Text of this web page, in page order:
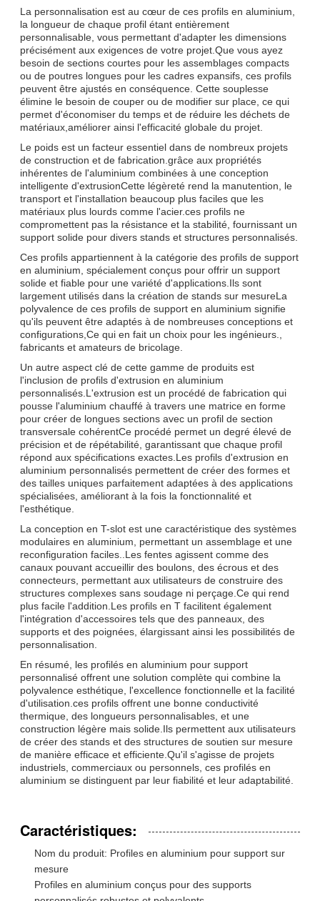
La personnalisation est au cœur de ces profils en aluminium,
la longueur de chaque profil étant entièrement
personnalisable, vous permettant d'adapter les dimensions
précisément aux exigences de votre projet.Que vous ayez
besoin de sections courtes pour les assemblages compacts
ou de poutres longues pour les cadres expansifs, ces profils
peuvent être ajustés en conséquence. Cette souplesse
élimine le besoin de couper ou de modifier sur place, ce qui
permet d'économiser du temps et de réduire les déchets de
matériaux,améliorer ainsi l'efficacité globale du projet.
Le poids est un facteur essentiel dans de nombreux projets
de construction et de fabrication.grâce aux propriétés
inhérentes de l'aluminium combinées à une conception
intelligente d'extrusionCette légèreté rend la manutention, le
transport et l'installation beaucoup plus faciles que les
matériaux plus lourds comme l'acier.ces profils ne
compromettent pas la résistance et la stabilité, fournissant un
support solide pour divers stands et structures personnalisés.
Ces profils appartiennent à la catégorie des profils de support
en aluminium, spécialement conçus pour offrir un support
solide et fiable pour une variété d'applications.Ils sont
largement utilisés dans la création de stands sur mesureLa
polyvalence de ces profils de support en aluminium signifie
qu'ils peuvent être adaptés à de nombreuses conceptions et
configurations,Ce qui en fait un choix pour les ingénieurs.,
fabricants et amateurs de bricolage.
Un autre aspect clé de cette gamme de produits est
l'inclusion de profils d'extrusion en aluminium
personnalisés.L'extrusion est un procédé de fabrication qui
pousse l'aluminium chauffé à travers une matrice en forme
pour créer de longues sections avec un profil de section
transversale cohérentCe procédé permet un degré élevé de
précision et de répétabilité, garantissant que chaque profil
répond aux spécifications exactes.Les profils d'extrusion en
aluminium personnalisés permettent de créer des formes et
des tailles uniques parfaitement adaptées à des applications
spécialisées, améliorant à la fois la fonctionnalité et
l'esthétique.
La conception en T-slot est une caractéristique des systèmes
modulaires en aluminium, permettant un assemblage et une
reconfiguration faciles..Les fentes agissent comme des
canaux pouvant accueillir des boulons, des écrous et des
connecteurs, permettant aux utilisateurs de construire des
structures complexes sans soudage ni perçage.Ce qui rend
plus facile l'addition.Les profils en T facilitent également
l'intégration d'accessoires tels que des panneaux, des
supports et des poignées, élargissant ainsi les possibilités de
personnalisation.
En résumé, les profilés en aluminium pour support
personnalisé offrent une solution complète qui combine la
polyvalence esthétique, l'excellence fonctionnelle et la facilité
d'utilisation.ces profils offrent une bonne conductivité
thermique, des longueurs personnalisables, et une
construction légère mais solide.Ils permettent aux utilisateurs
de créer des stands et des structures de soutien sur mesure
de manière efficace et efficiente.Qu'il s'agisse de projets
industriels, commerciaux ou personnels, ces profilés en
aluminium se distinguent par leur fiabilité et leur adaptabilité.
Caractéristiques:
Nom du produit: Profiles en aluminium pour support sur
mesure
Profiles en aluminium conçus pour des supports